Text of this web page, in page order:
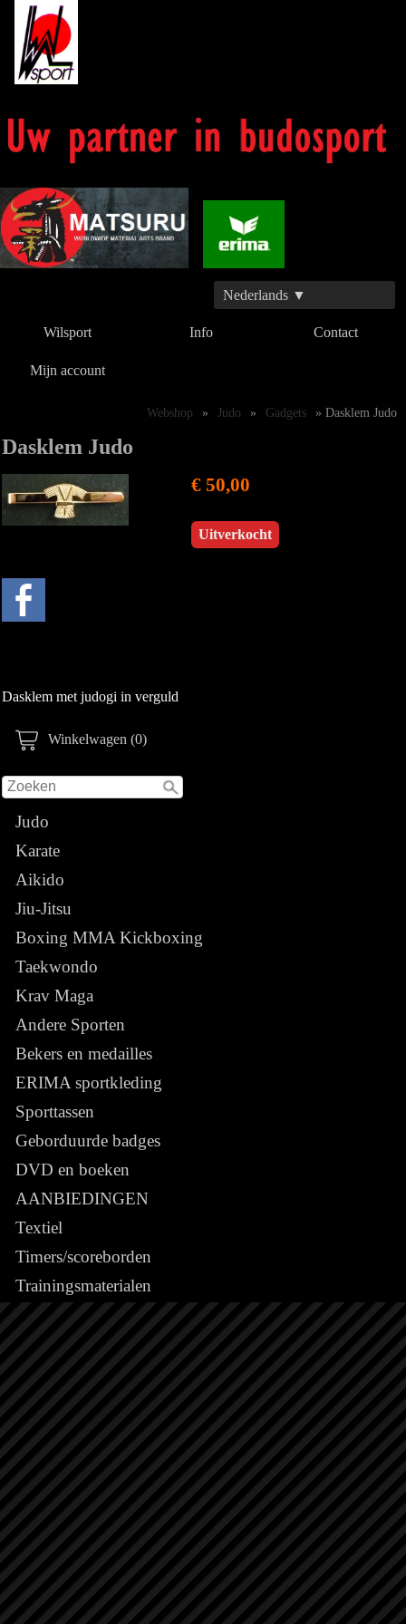
Nederlands ▼
Wilsport Info Contact
Mijn account
Winkelwagen (0)
Judo
Karate
Aikido
Jiu-Jitsu
Boxing MMA Kickboxing
Taekwondo
Krav Maga
Andere Sporten
Bekers en medailles
ERIMA sportkleding
Sporttassen
Geborduurde badges
DVD en boeken
AANBIEDINGEN
Textiel
Timers/scoreborden
Trainingsmaterialen
Webshop » Judo » Gadgets » Dasklem Judo
Dasklem Judo
€ 50,00
Uitverkocht
Dasklem met judogi in verguld